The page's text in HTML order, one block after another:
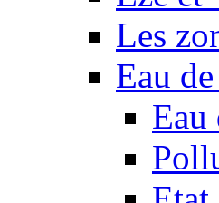
Les
Eau
Eau